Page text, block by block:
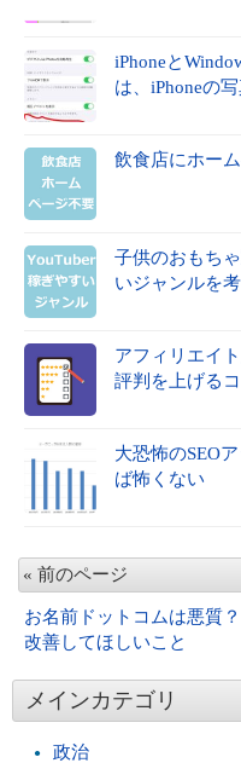
iPhoneと
は、iPhoneの
飲食店にホー
子供のおもち
いジャンルを
アフィリエイ
評判を上げる
大恐怖のSEO
ば怖くない
« 前のページ
お名前ドットコムは悪質？
改善してほしいこと
メインカテゴリ
政治